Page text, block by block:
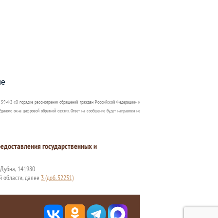
ФЗ «О порядке рассмотрения обращений граждан Российской Федерации» и
окна цифровой обратной связи». Ответ на сообщение будет направлен не
государственных и
Дубна, 141980
области, далее 3 (доб. 52251)